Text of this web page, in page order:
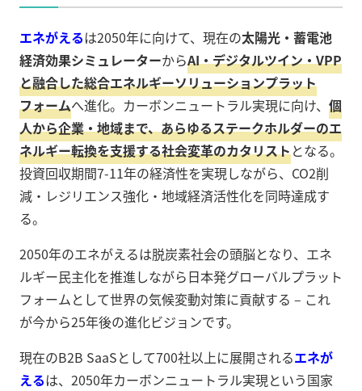
エネがえるは2050年に向けて、現在の太陽光・蓄電池
経済効果シミュレーターからAI・デジタルツイン・VPP
と融合した総合エネルギーソリューションプラット
フォームへ進化。カーボンニュートラル実現に向け、 個
人から企業・地域まで、あらゆるステークホルダーのエ
ネルギー転換を支援する社会変革のカタリストとなる。
投資回収期間7-11年の経済性を実現しながら、CO2削
減・レジリエンス強化・地域経済活性化を同時達成す
る。
2050年のエネがえるは脱炭素社会の頭脳となり、エネ
ルギー民主化を推進しながら日本発グローバルプラット
フォームとして世界の気候変動対策に貢献する – これ
が今から25年後の進化ビジョンです。
現在のB2B SaaSとして700社以上に展開されるエネが
えるは、2050年カーボンニュートラル実現という国家